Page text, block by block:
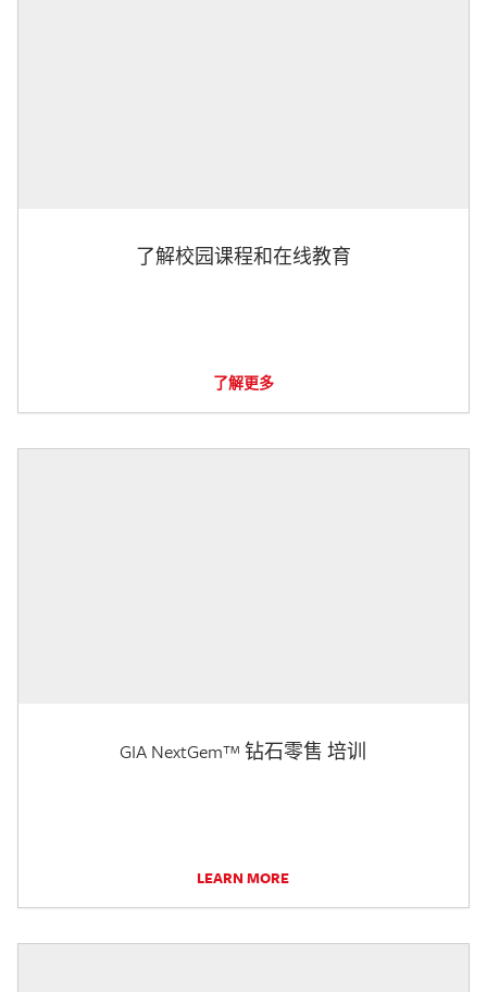
了解校园课程和在线教育
了解更多
GIA NextGem™ 钻石零售 培训
LEARN MORE